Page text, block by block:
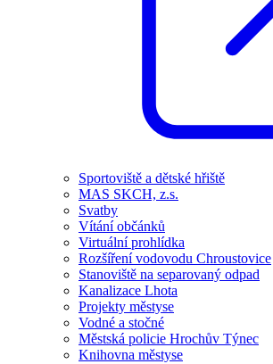
Sportoviště a dětské hřiště
MAS SKCH, z.s.
Svatby
Vítání občánků
Virtuální prohlídka
Rozšíření vodovodu Chroustovice
Stanoviště na separovaný odpad
Kanalizace Lhota
Projekty městyse
Vodné a stočné
Městská policie Hrochův Týnec
Knihovna městyse